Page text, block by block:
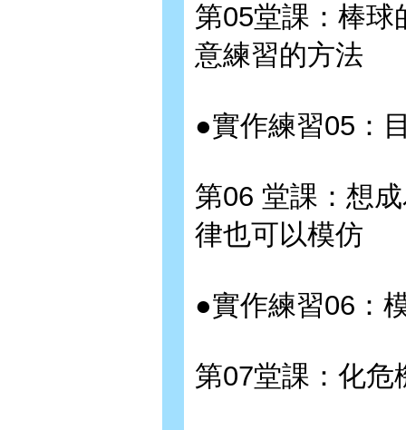
第05堂課：棒
意練習的方法
●實作練習05：
第06 堂課：想
律也可以模仿
●實作練習06：
第07堂課：化